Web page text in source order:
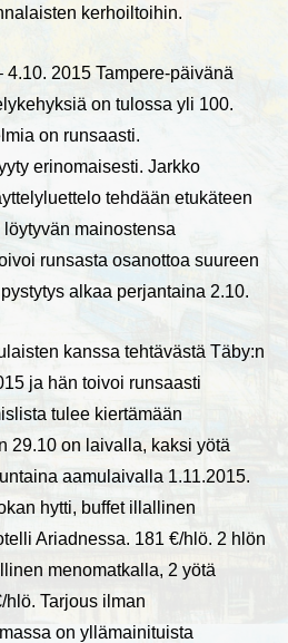
kerhoiltoihin.
4.10. 2015 Tampere-päivänä
on tulossa yli 100.
on runsaasti.
erinomaisesti. Jarkko
tehdään etukäteen
mainostensa
runsasta osanottoa suureen
alkaa perjantaina 2.10.
kanssa tehtävästä Täby:n
ja hän toivoi runsaasti
tulee kiertämään
29.10 on laivalla, kaksi yötä
aamulaivalla 1.11.2015.
hytti, buffet illallinen
Ariadnessa. 181 €/hlö. 2 hlön
menomatkalla, 2 yötä
hlö. Tarjous ilman
on yllämainituista